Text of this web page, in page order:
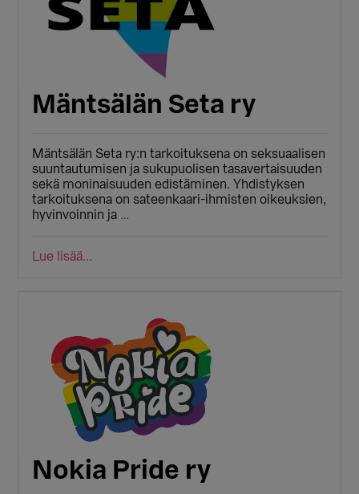
Mäntsälän Seta ry
Mäntsälän Seta ry:n tarkoituksena on seksuaalisen
suuntautumisen ja sukupuolisen tasavertaisuuden
sekä moninaisuuden edistäminen. Yhdistyksen
tarkoituksena on sateenkaari-ihmisten oikeuksien,
hyvinvoinnin ja …
Lue lisää...
Nokia Pride ry